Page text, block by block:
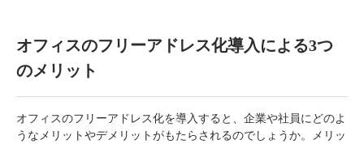
オフィスのフリーアドレス化導入による3つ
のメリット
オフィスのフリーアドレス化を導入すると、企業や社員にどのよ
うなメリットやデメリットがもたらされるのでしょうか。メリッ